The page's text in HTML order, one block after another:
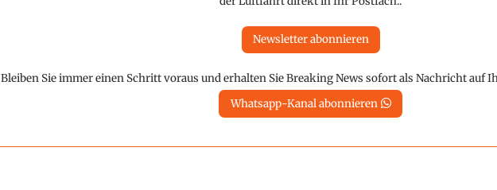
Newsletter abonnieren
Bleiben Sie immer einen Schritt voraus und erhalten Sie Breaking News sofort als Nachricht auf
Whatsapp-Kanal abonnieren